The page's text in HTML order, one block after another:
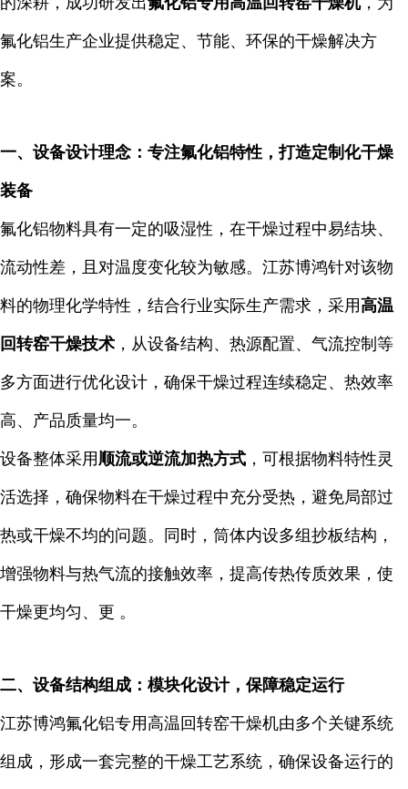
氟化铝生产企业提供稳定、节能、环保的干燥解决方
案。
一、设备设计理念：专注氟化铝特性，打造定制化干燥
装备
氟化铝物料具有一定的吸湿性，在干燥过程中易结块、
流动性差，且对温度变化较为敏感。江苏博鸿针对该物
料的物理化学特性，结合行业实际生产需求，采用高温
回转窑干燥技术 ，从设备结构、热源配置、气流控制等
多方面进行优化设计，确保干燥过程连续稳定、热效率
高、产品质量均一。
设备整体采用顺流或逆流加热方式 ，可根据物料特性灵
活选择，确保物料在干燥过程中充分受热，避免局部过
热或干燥不均的问题。同时，筒体内设多组抄板结构，
增强物料与热气流的接触效率，提高传热传质效果，使
干燥更均匀、更 。
二、设备结构组成：模块化设计，保障稳定运行
江苏博鸿氟化铝专用高温回转窑干燥机由多个关键系统
组成，形成一套完整的干燥工艺系统，确保设备运行的